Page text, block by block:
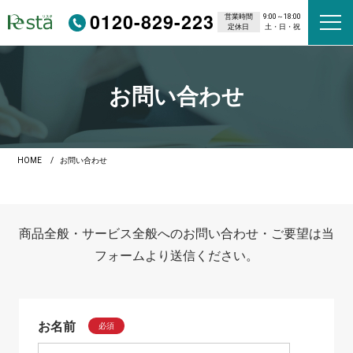
0120-829-223 営業時間
9:00～18:00
定休日
土・日・祝
お問い合わせ
HOME お問い合わせ
商品全般・サービス全般へのお問い合わせ・ご要望は当
フォームより送信ください。
お名前 必須